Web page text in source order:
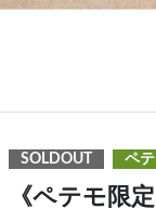
SOLDOUT ペ
《ペテモ限